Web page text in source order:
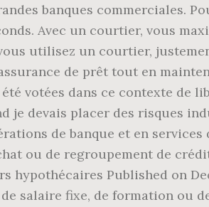
banques commerciales.
Avec un courtier, vous
utilisez un courtier,
de prêt tout en
votées dans ce contexte de
je devais placer des risques
de banque et en services
ou de regroupement de
Published on
salaire fixe, de formation ou